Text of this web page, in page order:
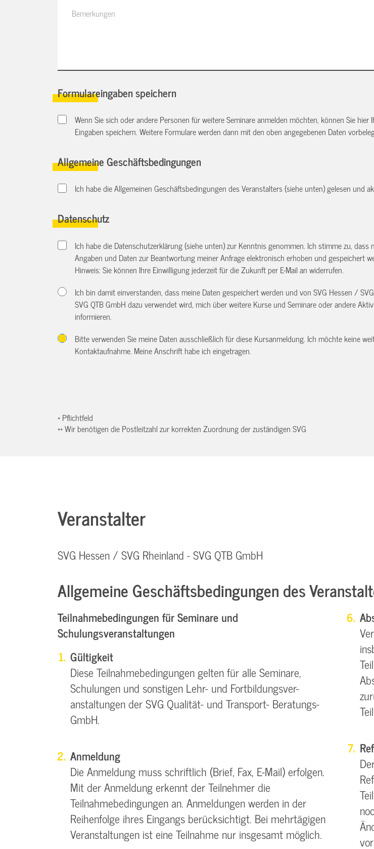
Formulareingaben speichern
Wenn Sie sich oder andere Personen für weitere Seminare anmelden möchten, können Sie hier
Eingaben speichern. Weitere Formulare werden dann mit den oben angegebenen Daten
Allgemeine Geschäftsbedingungen
Ich habe die Allgemeinen Geschäftsbedingungen des Veranstalters (siehe unten) gelesen und
Datenschutz
Ich habe die Datenschutzerklärung (siehe unten) zur Kenntnis genommen. Ich stimme zu, dass
Angaben und Daten zur Beantwortung meiner Anfrage elektronisch erhoben und gespeichert
Hinweis: Sie können Ihre Einwilligung jederzeit für die Zukunft per E-Mail anwiderrufen.
Ich bin damit einverstanden, dass meine Daten gespeichert werden und von SVG Hessen /
SVG QTB GmbH dazu verwendet wird, mich über weitere Kurse und Seminare oder andere
informieren.
Bitte verwenden Sie meine Daten ausschließlich für diese Kursanmeldung. Ich möchte keine
Kontaktaufnahme. Meine Anschrift habe ich eingetragen.
* Pflichtfeld
** Wir benötigen die Postleitzahl zur korrekten Zuordnung der zuständigen SVG
Veranstalter
SVG Hessen / SVG Rheinland - SVG QTB GmbH
Allgemeine Geschäftsbedingungen des
Teilnahmebedingungen für Seminare und
Schulungsveranstaltungen
Gültigkeit
Diese Teilnahmebedingungen gelten für alle Seminare,
Schulungen und sonstigen Lehr- und Fortbildungsver-
anstaltungen der SVG Qualität- und Transport- Beratungs-
GmbH.
Anmeldung
Die Anmeldung muss schriftlich (Brief, Fax, E-Mail) erfolgen.
Mit der Anmeldung erkennt der Teilnehmer die
Teilnahmebedingungen an. Anmeldungen werden in der
Reihenfolge ihres Eingangs berücksichtigt. Bei mehrtägigen
Veranstaltungen ist eine Teilnahme nur insgesamt möglich.